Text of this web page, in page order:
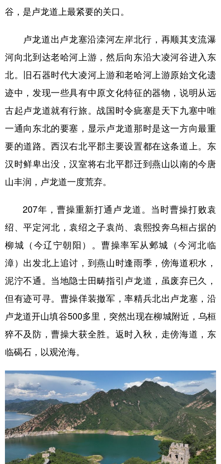
谷，是卢龙道上最紧要的关口。
卢龙道出卢龙塞沿滦河左岸北行，再顺其支流瀑
河向北到达老哈河上游，然后向东沿大凌河谷进入东
北。旧石器时代大凌河上游和老哈河上游原始文化遗
迹中，发现一些具有中原文化特征的器物，说明从远
古起卢龙道就有行旅。战国时令疵塞是天下九塞中唯
一通向东北的要塞，显示卢龙道那时是这一方向最重
要的道路。西汉右北平郡主要设置都在这条道上。东
汉时鲜卑出没，汉室将右北平郡迁到燕山以南的今唐
山丰润，卢龙道一度荒弃。
207年，曹操重新打通卢龙道。当时曹操打败袁
绍、平定河北，袁绍之子袁尚、袁熙投奔乌桓占据的
柳城（今辽宁朝阳）。曹操率军从邺城（今河北临
漳）出发北上追讨，到燕山时逢雨季，傍海道积水，
泥泞不通。当地隐士田畴指引卢龙道，虽废弃已久，
但有迹可寻。曹操佯装撤军，率精兵北出卢龙塞，沿
卢龙道开山填谷500多里，突然出现在柳城附近，乌桓
猝不及防，曹操大获全胜。返时入秋，走傍海道，东
临碣石，以观沧海。